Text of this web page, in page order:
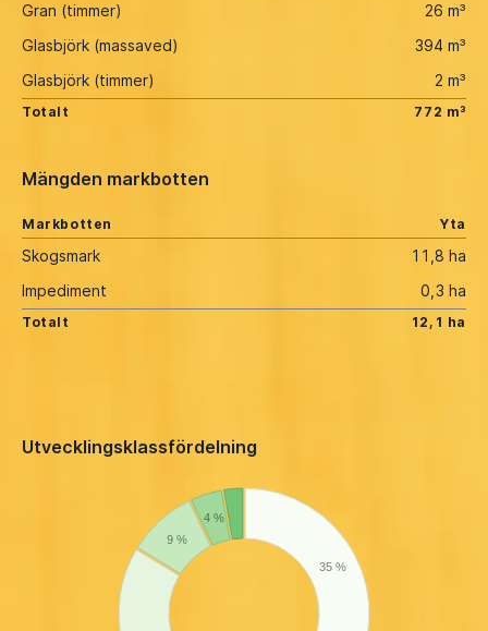
Gran (timmer)
26 m³
Glasbjörk (massaved)
394 m³
Glasbjörk (timmer)
2 m³
Totalt 772 m³
Mängden markbotten
Markbotten Yta
Skogsmark
11,8 ha
Impediment
0,3 ha
Totalt 12,1 ha
Utvecklingsklassfördelning
35 %
9 %
4 %